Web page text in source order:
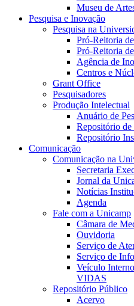
Museu de
Pesquisa e Inovação
Pesquisa na
Pró-Reitoria
Pró-Reitoria
Agência de
Centros e
Grant Office
Pesquisadores
Produção Intelectual
Anuário de
Repositório de
Repositório
Comunicação
Comunicação na
Secretaria
Jornal da
Notícias
Agenda
Fale com a Unicamp
Câmara de
Ouvidoria
Serviço de
Serviço de
Veículo
VIDAS
Repositório Público
Acervo